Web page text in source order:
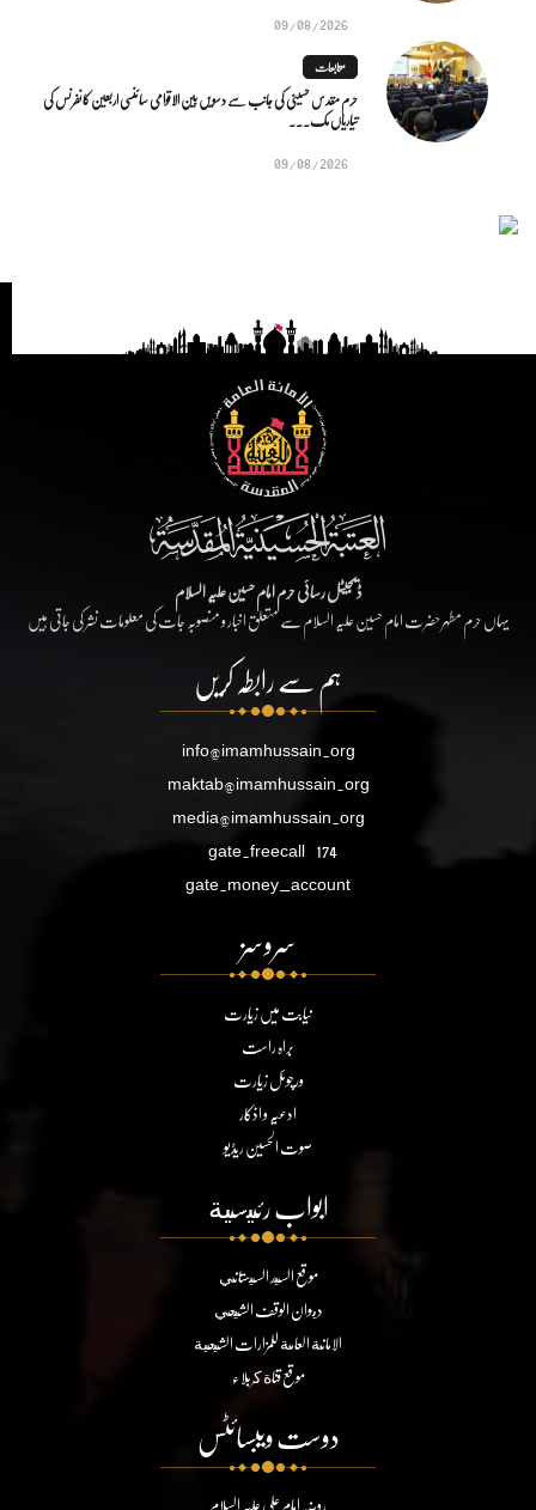
09/08/2026
متابعات
حرم مقدس حسینی کی جانب سے دسویں بین الاقوامی سائنسی اربعین کانفرنس کی
تیاریاں مک...
09/08/2026
ڈیجیٹل رسائی حرم امام حسین علیہ السلام
یہاں حرم مطہر حضرت امام حسین علیہ السلام سے متعلق اخبار و منصوبہ جات کی معلومات نشر کی جاتی ہیں
ہم سے رابطہ کریں
info@imamhussain.org
maktab@imamhussain.org
media@imamhussain.org
gate.freecall 174
gate.money_account
سروسز
نیابت میں زیارت
براہ راست
ورچوئل زیارت
ادعیہ و اذکار
صوت الحسین ریڈیو
ابواب رئيسية
موقع السيد السيستاني
ديوان الوقف الشيعي
الامانة العامة للمزارات الشيعية
موقع قناة كربلاء
دوست ویبسائٹس